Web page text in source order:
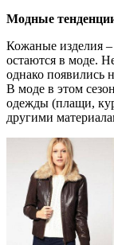
Модные
Кожаные изделия
остаются в моде.
однако появились
В моде в этом
одежды (плащи,
другими